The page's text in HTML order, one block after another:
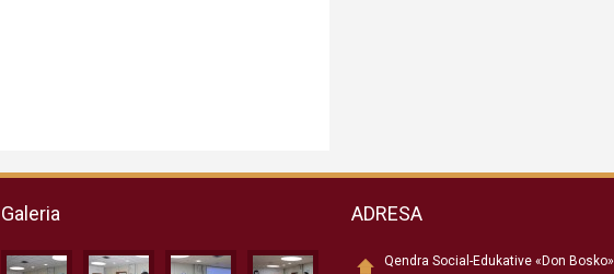
Galeria ADRESA
Qendra Social-Edukative «Don Bosko»